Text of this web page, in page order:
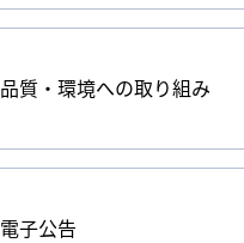
品質・環境への取り組み
電子公告